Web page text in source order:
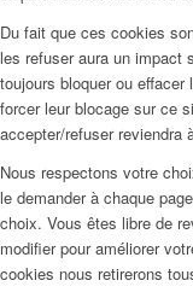
Du fait que ces cookies
les refuser aura un impact
toujours bloquer ou
forcer leur blocage sur ce
accepter/refuser reviendra
Nous respectons votre
le demander à chaque
choix. Vous êtes libre de
modifier pour améliorer
cookies nous retirerons